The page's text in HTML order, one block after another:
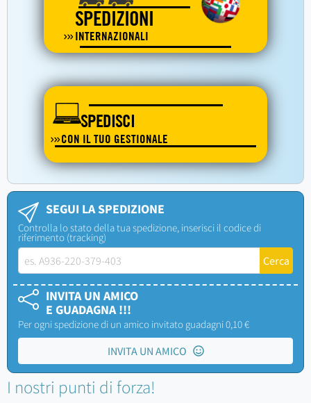
SPEDIZIONI
INTERNAZIONALI
SPEDISCI
CON IL TUO GESTIONALE
SEGUI LA SPEDIZIONE
Controlla lo stato della tua spedizione, inserisci il codice di
riferimento (tracking)
INVITA UN AMICO
E GUADAGNA !!!
Per ogni spedizione di un amico invitato guadagni 0,10 €
INVITA UN AMICO
I nostri punti di forza!